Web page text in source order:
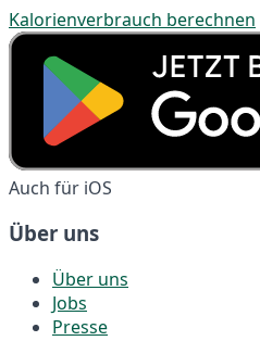
Kalorienverbrauch berechnen
Auch für iOS
Über uns
Über uns
Jobs
Presse